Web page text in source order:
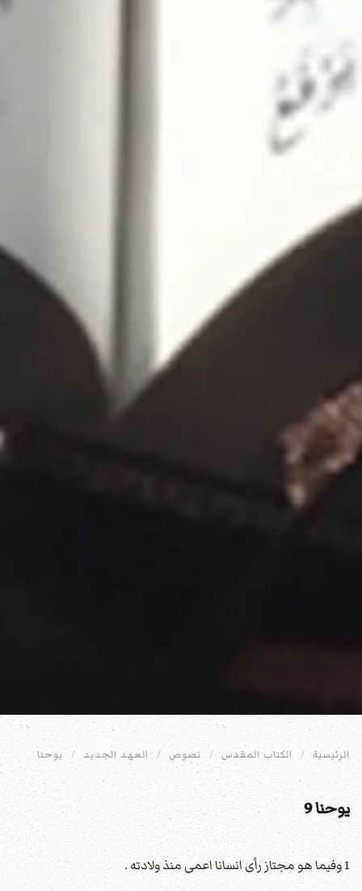
الرئيسية الكتاب المقدس نصوص العهد الجديد يوحنا
يوحنا 9
1 وفيما هو مجتاز رأى انسانا اعمى منذ ولادته .